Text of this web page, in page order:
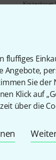
fluffiges
Angebote,
Sie
Klick auf
über die
Kostenloser
& Feedback